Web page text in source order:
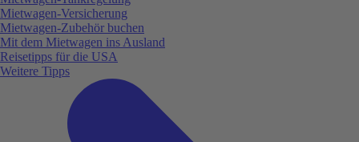
Mietwagen-Versicherung
Mietwagen-Zubehör buchen
Mit dem Mietwagen ins Ausland
Reisetipps für die USA
Weitere Tipps